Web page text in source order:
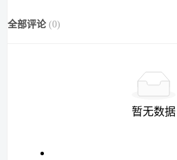
全部评论 (0)
暂无数据